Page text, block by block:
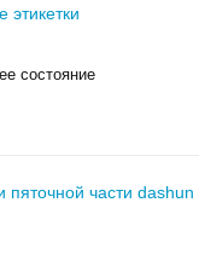
этикетки
состояние
пяточной части dashun